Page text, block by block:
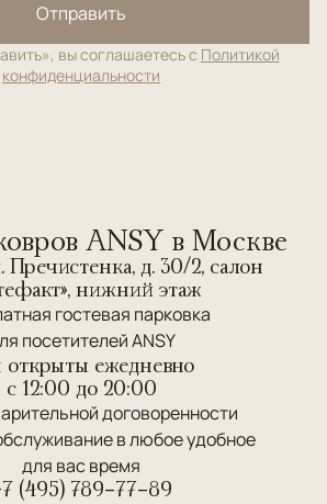
Отправить
вы соглашаетесь с Политикой
конфиденциальности
ANSY в Москве
Пречистенка, д. 30/2, салон
нижний этаж
гостевая парковка
посетителей ANSY
ежедневно
c 12:00 до 20:00
договоренности
в любое удобное
для вас время
(495) 789-77-89